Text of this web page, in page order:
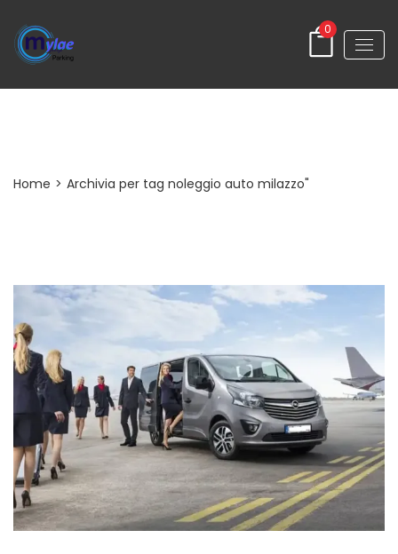
0
Home > Archivia per tag noleggio auto milazzo"